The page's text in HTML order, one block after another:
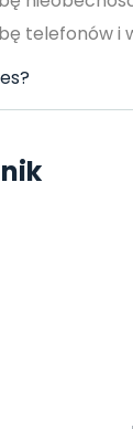
telefonów i